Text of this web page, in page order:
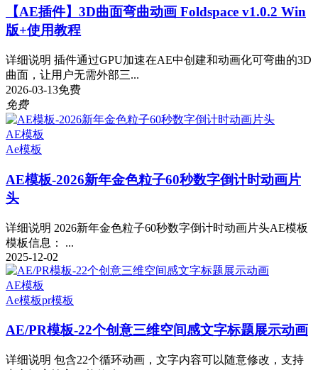
【AE插件】3D曲面弯曲动画 Foldspace v1.0.2 Win
版+使用教程
详细说明 插件通过GPU加速在AE中创建和动画化可弯曲的3D
曲面，让用户无需外部三...
2026-03-13免费
免费
AE模板
Ae模板
AE模板-2026新年金色粒子60秒数字倒计时动画片
头
详细说明 2026新年金色粒子60秒数字倒计时动画片头AE模板
模板信息： ...
2025-12-02
AE模板
Ae模板pr模板
AE/PR模板-22个创意三维空间感文字标题展示动画
详细说明 包含22个循环动画，文字内容可以随意修改，支持